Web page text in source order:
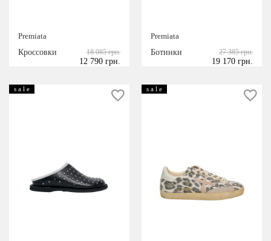
Premiata
Кроссовки
18 085 грн.
12 790 грн.
Premiata
Ботинки
27 385 грн.
19 170 грн.
s a l e s a l e